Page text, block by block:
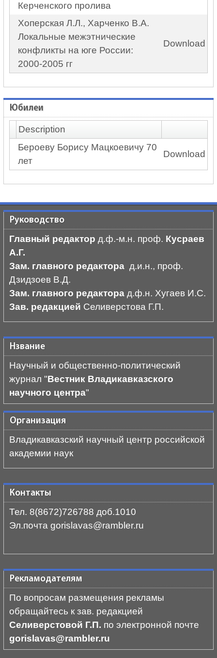
Керченского пролива
Хоперская Л.Л., Харченко В.А.
Локальные межэтнические
конфликты на юге России:
2000-2005 гг
Download
Юбилеи
Description
Бероеву Борису Мацкоевичу 70
лет
Download
Руководство
Главный редактор д.ф.-м.н. проф. Кусраев
А.Г.
Зам. главного редактора д.и.н., проф.
Дзидзоев В.Д.
Зам. главного редакторад.ф.н. Хугаев И.С.
Зав. редакцией Селиверстова Г.П.
Нзвание
Научный и общественно-политический
журнал "Вестник Владикавказского
научного центра"
Организация
Владикавказский научный центр российской
академии наук
Контакты
Тел. 8(8672)726788 доб.1010
Эл.почта gorislavas@rambler.ru
Рекламодателям
По вопросам размещения рекламы
обращайтесь к зав. редакцией
Селиверстовой Г.П. по электронной почте
gorislavas@rambler.ru